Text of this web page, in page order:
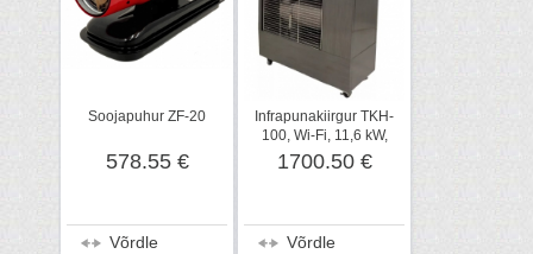
Soojapuhur ZF-20
578.55 €
Võrdle
Infrapunakiirgur TKH-
100, Wi-Fi, 11,6 kW,
diisel, Tiger King
1700.50 €
Võrdle